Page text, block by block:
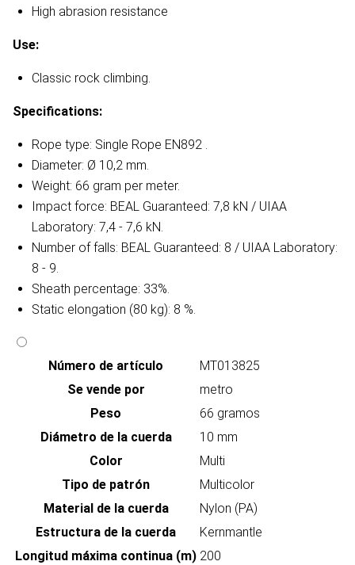
High abrasion resistance
Use:
Classic rock climbing.
Specifications:
Rope type: Single Rope EN892 .
Diameter: Ø 10,2 mm.
Weight: 66 gram per meter.
Impact force: BEAL Guaranteed: 7,8 kN / UIAA
Laboratory: 7,4 - 7,6 kN.
Number of falls: BEAL Guaranteed: 8 / UIAA Laboratory:
8 - 9.
Sheath percentage: 33%.
Static elongation (80 kg): 8 %.
Número de artículo
MT013825
Se vende por
metro
Peso
66 gramos
Diámetro de la cuerda
10 mm
Color
Multi
Tipo de patrón
Multicolor
Material de la cuerda
Nylon (PA)
Estructura de la cuerda
Kernmantle
Longitud máxima continua (m) 200